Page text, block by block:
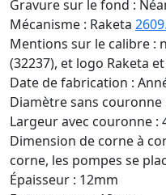
Gravure sur le fond :
Mécanisme : Raketa
Mentions sur le calibre :
(32237), et logo Raketa
Date de fabrication :
Diamètre sans couronne
Largeur avec couronne :
Dimension de corne à
corne, les pompes se
Épaisseur : 12mm